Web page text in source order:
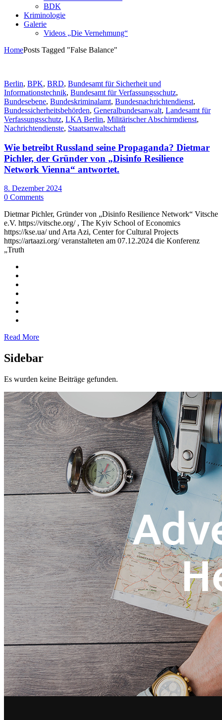
BDK
Kriminologie
Galerie
Videos „Die Vernehmung“
HomePosts Tagged "False Balance"
Berlin, BPK, BRD, Bundesamt für Sicherheit und
Informationstechnik, Bundesamt für Verfassungsschutz,
Bundesebene, Bundeskriminalamt, Bundesnachrichtendienst,
Bundessicherheitsbehörden, Generalbundesanwalt, Landesamt für
Verfassungsschutz, LKA Berlin, Militärischer Abschirmdienst,
Nachrichtendienste, Staatsanwaltschaft
Wie betreibt Russland seine Propaganda? Dietmar
Pichler, der Gründer von „Disinfo Resilience
Network Vienna“ antwortet.
8. Dezember 2024
0 Comments
Dietmar Pichler, Gründer von „Disinfo Resilience Network“ Vitsche
e.V. https://vitsche.org/ , The Kyiv School of Economics
https://kse.ua/ und Arta Azi, Center for Cultural Projects
https://artaazi.org/ veranstalteten am 07.12.2024 die Konferenz
„Truth
Read More
Sidebar
Es wurden keine Beiträge gefunden.